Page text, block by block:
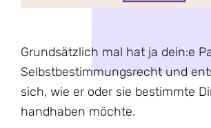
Grundsätzlich mal hat ja dein:e
Selbstbestimmungsrecht und
sich, wie er oder sie bestimmte
handhaben möchte.